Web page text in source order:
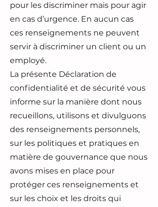
pour les discriminer mais pour agir
en cas d’urgence. En aucun cas
ces renseignements ne peuvent
servir à discriminer un client ou un
employé.
La présente Déclaration de
confidentialité et de sécurité vous
informe sur la manière dont nous
recueillons, utilisons et divulguons
des renseignements personnels,
sur les politiques et pratiques en
matière de gouvernance que nous
avons mises en place pour
protéger ces renseignements et
sur les choix et les droits qui